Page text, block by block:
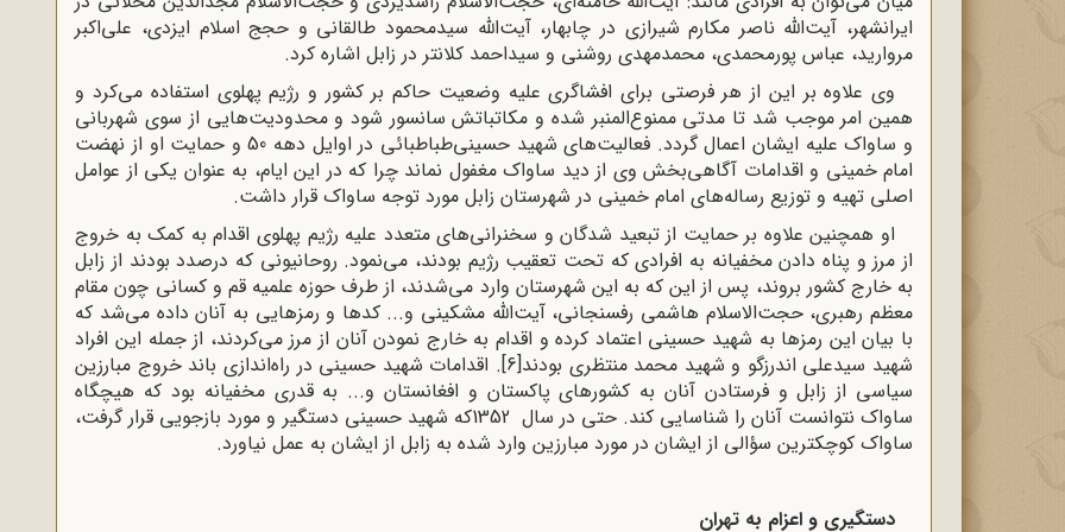
ایرانشهر، آیت‌اللّه ناصر مکارم شیرازى در چابهار، آیت‌اللّه سیدمحمود طالقانى و حجج اسلام ایزدى، على‌اکبر
مروارید، عباس پورمحمدى، محمدمهدى روشنى و سیداحمد کلانتر در زابل اشاره کرد.
وی علاوه بر این از هر فرصتی برای افشاگری علیه وضعیت حاکم بر کشور و رژیم پهلوی استفاده می‌کرد و
همین امر موجب شد تا مدتی ممنوع‌المنبر شده و مکاتباتش سانسور شود و محدودیت‌هایی از سوى شهربانى
و ساواک علیه ایشان اعمال گردد. فعالیت‌های شهید حسینی‌طباطبائی در اوایل دهه 50 و حمایت او از نهضت
امام خمینی و اقدامات آگاهى‌‌بخش وی از دید ساواک مغفول نماند چرا که در این ایام، به عنوان یکى از عوامل
اصلى تهیه و توزیع رساله‌هاى امام خمینى در شهرستان زابل مورد توجه ساواک قرار داشت.
او همچنین علاوه بر حمایت از تبعید شدگان و سخنرانى‌هاى متعدد علیه رژیم پهلوى اقدام به کمک به خروج
از مرز و پناه دادن مخفیانه به افرادى که تحت تعقیب رژیم بودند، مى‌نمود. روحانیونى که درصدد بودند از زابل
به خارج کشور بروند، پس از این که به این شهرستان وارد مى‌شدند، از طرف حوزه علمیه قم و کسانى چون مقام
معظم رهبرى، حجت‌الاسلام هاشمى رفسنجانى، آیت‌اللّه مشکینى و... کدها و رمزهایى به آنان داده مى‌شد که
با بیان این رمزها به شهید حسینى اعتماد کرده و اقدام به خارج نمودن آنان از مرز مى‌کردند، از جمله این افراد
شهید سیدعلى اندرزگو و شهید محمد منتظرى بودند
.[6] اقدامات شهید حسینى در راه‌اندازى باند خروج مبارزین
سیاسى از زابل و فرستادن آنان به کشورهاى پاکستان و افغانستان و... به قدرى مخفیانه بود که هیچگاه
ساواک نتوانست آنان را شناسایى کند. حتى در سال 1352که شهید حسینى دستگیر و مورد بازجویى قرار گرفت،
ساواک کوچکترین سؤالى از ایشان در مورد مبارزین وارد شده به زابل از ایشان به عمل نیاورد.
دستگیرى و اعزام به تهران